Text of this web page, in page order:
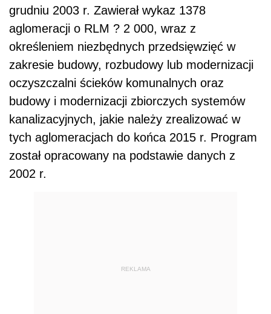
grudniu 2003 r. Zawierał wykaz 1378
aglomeracji o RLM ? 2 000, wraz z
określeniem niezbędnych przedsięwzięć w
zakresie budowy, rozbudowy lub modernizacji
oczyszczalni ścieków komunalnych oraz
budowy i modernizacji zbiorczych systemów
kanalizacyjnych, jakie należy zrealizować w
tych aglomeracjach do końca 2015 r. Program
został opracowany na podstawie danych z
2002 r.
REKLAMA